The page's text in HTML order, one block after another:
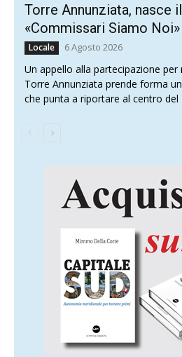
Torre Annunziata,
«Commissari Siamo Noi»
Locale 6 Agosto 2026
Un appello alla partecipazione per
Torre Annunziata prende forma
che punta a riportare al centro del